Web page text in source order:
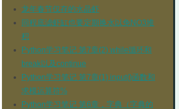
龙年春节仅存的水晶虾
同程底滤虾缸也要定期换水以免NO3堆
积
Python学习笔记 第7章(2) while循环和
break以及continue
Python学习笔记 第7章(1) input()函数和
求模运算符%
Python学习笔记 第6章，字典（字典的